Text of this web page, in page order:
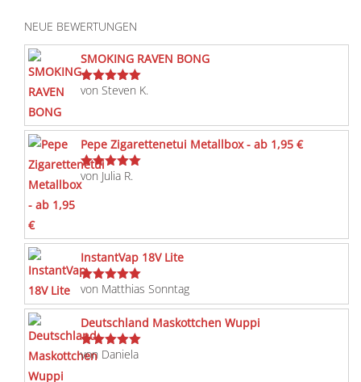
NEUE BEWERTUNGEN
SMOKING RAVEN BONG
Bewertet
von Steven K.
Pepe Zigarettenetui Metallbox - ab 1,95 €
Bewertet
mit
von Julia R.
InstantVap 18V Lite
Bewertet
mit5von 5
von Matthias Sonntag
Deutschland Maskottchen Wuppi
Bewertet
von Daniela